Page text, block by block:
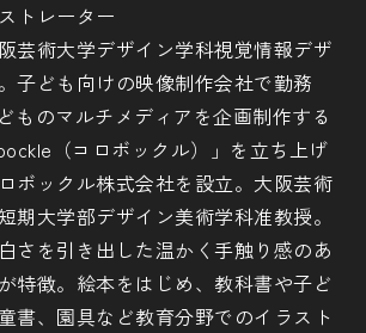
トレーター
芸術大学デザイン学科視覚情報デザ
子ども向けの映像制作会社で勤務
ものマルチメディアを企画制作する
（コロボックル）」を立ち上げ
ボックル株式会社を設立。大阪芸術
期大学部デザイン美術学科准教授。
さを引き出した温かく手触り感のあ
特徴。絵本をはじめ、教科書や子ど
書、園具など教育分野でのイラスト